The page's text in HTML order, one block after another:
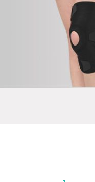
5
Среда
ПОД НАЕМ